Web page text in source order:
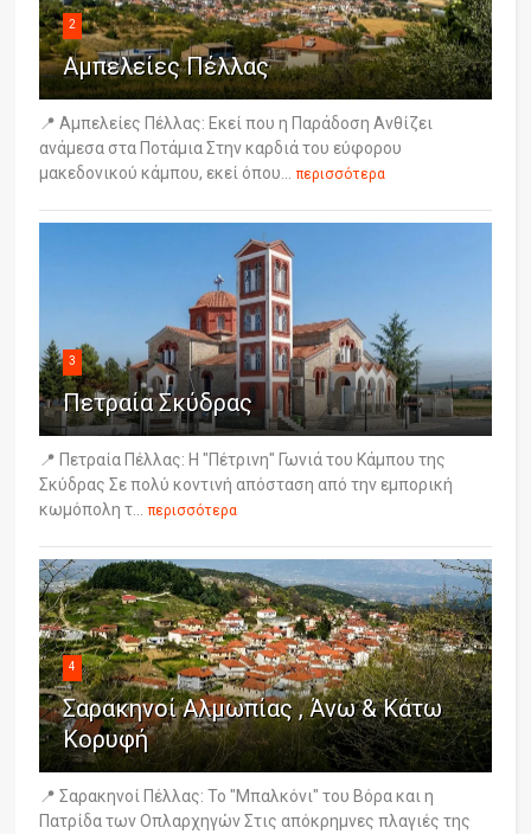
2
Αμπελείες Πέλλας
📍 Αμπελείες Πέλλας: Εκεί που η Παράδοση Ανθίζει
ανάμεσα στα Ποτάμια Στην καρδιά του εύφορου
μακεδονικού κάμπου, εκεί όπου...
περισσότερα
3
Πετραία Σκύδρας
📍 Πετραία Πέλλας: Η "Πέτρινη" Γωνιά του Κάμπου της
Σκύδρας Σε πολύ κοντινή απόσταση από την εμπορική
κωμόπολη τ...
περισσότερα
4
Σαρακηνοί Αλμωπίας , Άνω & Κάτω
Κορυφή
📍 Σαρακηνοί Πέλλας: Το "Μπαλκόνι" του Βόρα και η
Πατρίδα των Οπλαρχηγών Στις απόκρημνες πλαγιές της